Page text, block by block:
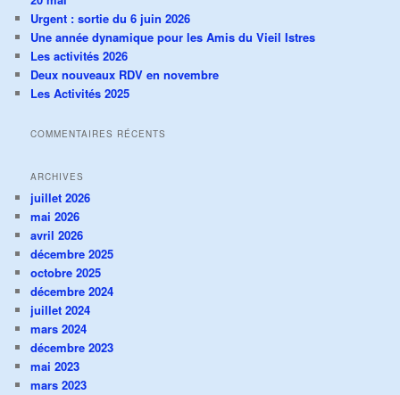
Urgent : sortie du 6 juin 2026
Une année dynamique pour les Amis du Vieil Istres
Les activités 2026
Deux nouveaux RDV en novembre
Les Activités 2025
COMMENTAIRES RÉCENTS
ARCHIVES
juillet 2026
mai 2026
avril 2026
décembre 2025
octobre 2025
décembre 2024
juillet 2024
mars 2024
décembre 2023
mai 2023
mars 2023